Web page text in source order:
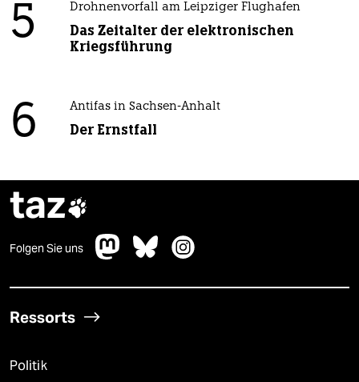
5 Drohnenvorfall am Leipziger Flughafen
Das Zeitalter der elektronischen
Kriegsführung
6 Antifas in Sachsen-Anhalt
Der Ernstfall
taz
Folgen Sie uns
Ressorts
Politik